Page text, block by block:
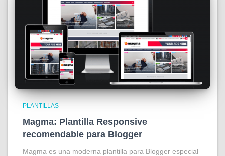
PLANTILLAS
Magma: Plantilla Responsive
recomendable para Blogger
Magma es una moderna plantilla para Blogger especial